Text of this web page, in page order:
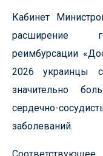
Кабинет
расширение
реимбурсации
2026 украинцы
значительно
сердечно-
заболеваний.